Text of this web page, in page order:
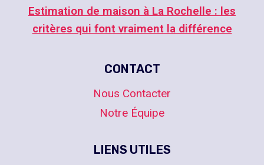
Estimation de maison à La Rochelle : les
critères qui font vraiment la différence
CONTACT
Nous Contacter
Notre Équipe
LIENS UTILES